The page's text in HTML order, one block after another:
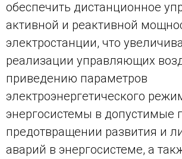
обеспечить дистанционное
активной и реактивной
электростанции, что
реализации управляющих
приведению параметров
электроэнергетического
энергосистемы в допустимые
предотвращении развития и
аварий в энергосистеме, а